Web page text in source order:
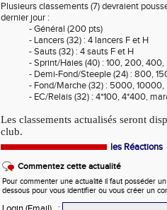
Plusieurs classements (7) devraient
dernier jour :
- Général (200 pts)
- Lancers (32) : 4 lancers F et H
- Sauts (32) : 4 sauts F et H
- Sprint/Haies (40) : 100, 200,
- Demi-Fond/Steeple (24) : 800,
- Fond/Marche (32) : 5000,
- EC/Relais (32) : 4*100, 4*400,
Les classements actualisés seront
club.
les Réactions
Commentez cette actualité
Pour commenter une actualité il faut posséder
dessous pour vous identifier ou vous créer un